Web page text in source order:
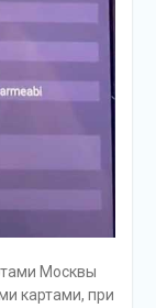
Москвы
картами, при